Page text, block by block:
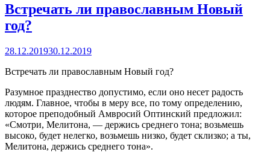
Встречать ли православным Новый
год?
28.12.201930.12.2019
Встречать ли православным Новый год?
Разумное празднество допустимо, если оно несет радость
людям. Главное, чтобы в меру все, по тому определению,
которое преподобный Амвросий Оптинский предложил:
«Смотри, Мелитона, — держись среднего тона; возьмешь
высоко, будет нелегко, возьмешь низко, будет склизко; а ты,
Мелитона, держись среднего тона».